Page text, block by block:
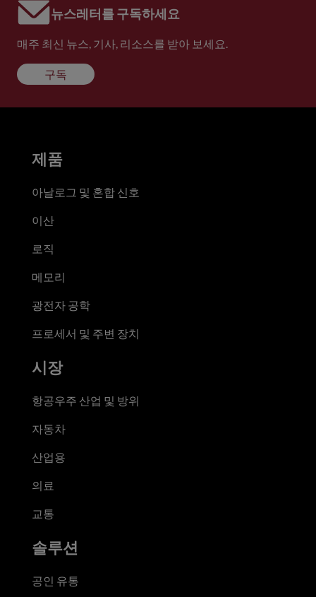
뉴스레터를 구독하세요
매주 최신 뉴스, 기사, 리소스를 받아 보세요.
구독
제품
아날로그 및 혼합 신호
이산
로직
메모리
광전자 공학
프로세서 및 주변 장치
시장
항공우주 산업 및 방위
자동차
산업용
의료
교통
솔루션
공인 유통